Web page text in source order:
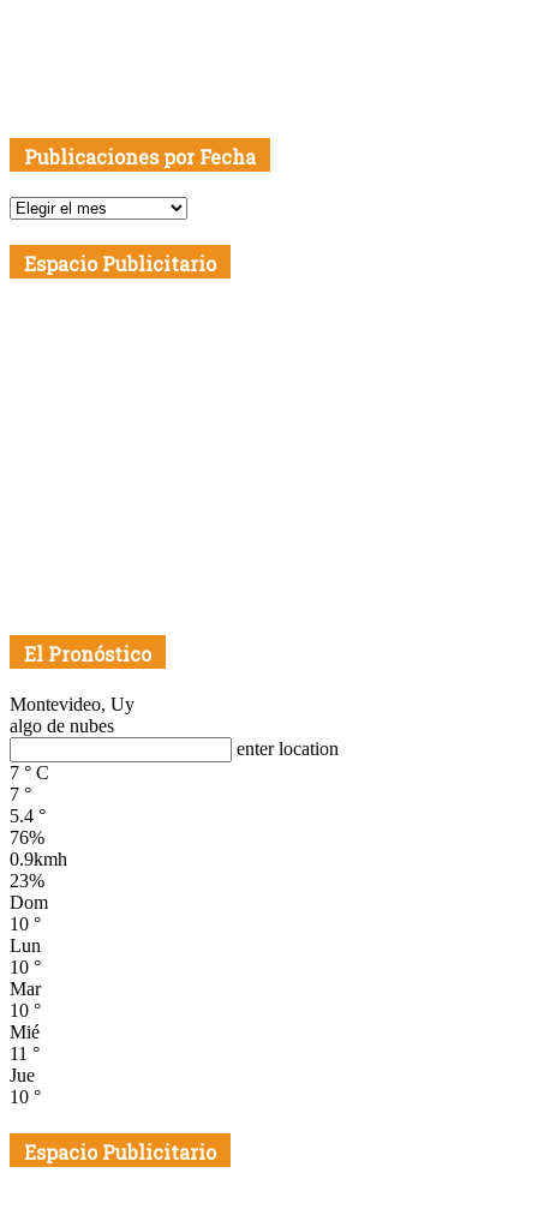
Publicaciones por Fecha
Publicaciones
Fecha
Espacio Publicitario
El Pronóstico
Montevideo, Uy
algo de nubes
enter location
7 ° C
7 °
5.4 °
76%
0.9kmh
23%
Dom
10 °
Lun
10 °
Mar
10 °
Mié
11 °
Jue
10 °
Espacio Publicitario